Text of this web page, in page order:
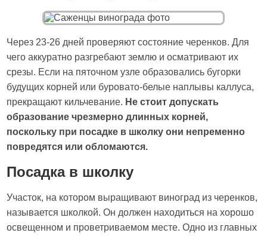
Через 23-26 дней проверяют состояние черенков. Для
чего аккуратно разгребают землю и осматривают их
срезы. Если на пяточном узле образовались бугорки
будущих корней или буровато-белые наплывы каллуса,
прекращают кильчевание. Не стоит допускать
образование чрезмерно длинных корней,
поскольку при посадке в школку они непременно
повредятся или обломаются.
Посадка в школку
Участок, на котором выращивают виноград из черенков,
называется школкой. Он должен находиться на хорошо
освещенном и проветриваемом месте. Одно из главных